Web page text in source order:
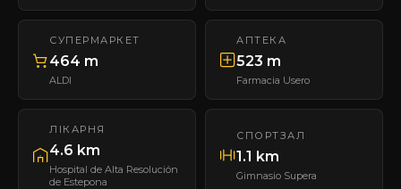
СУПЕРМАРКЕТ
464 m
ALDI
АПТЕКА
523 m
Farmacia Usero
ЛІКАРНЯ
4.6 km
Hospital de Alta Resolución
de Estepona
СПОРТЗАЛ
1.1 km
Gimnasio Supera